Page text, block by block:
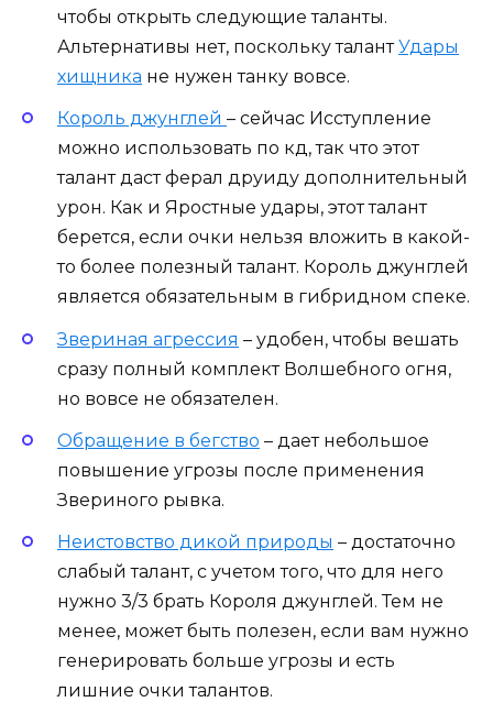
чтобы открыть следующие таланты.
Альтернативы нет, поскольку талантУдары
хищника не нужен танку вовсе.
Король джунглей – сейчас Исступление
можно использовать по кд, так что этот
талант даст ферал друиду дополнительный
урон. Как и Яростные удары, этот талант
берется, если очки нельзя вложить в какой-
то более полезный талант. Король джунглей
является обязательным в гибридном спеке.
Звериная агрессия – удобен, чтобы вешать
сразу полный комплект Волшебного огня,
но вовсе не обязателен.
Обращение в бегство – дает небольшое
повышение угрозы после применения
Звериного рывка.
Неистовство дикой природы – достаточно
слабый талант, с учетом того, что для него
нужно 3/3 брать Короля джунглей. Тем не
менее, может быть полезен, если вам нужно
генерировать больше угрозы и есть
лишние очки талантов.